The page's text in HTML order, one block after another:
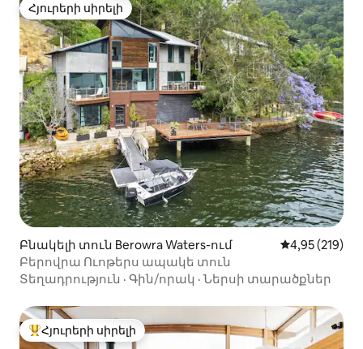
Հյուրերի սիրելի
Հյուրերի սիրելի
Բնակելի տուն Berowra Waters-ում Միջին
4,95 (219)
Բերովրա Ուոթերս ապակե տուն
Տեղադրություն · Գին/որակ · Ներսի տարածքներ
Հյուրերի սիրելի լավագույն տները
Հյուրերի սիրելի